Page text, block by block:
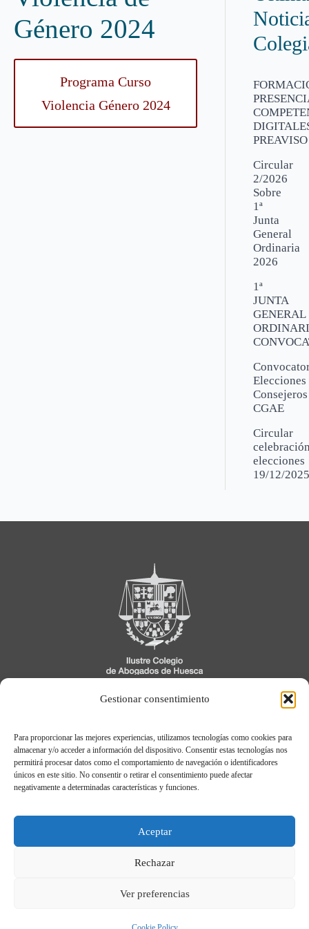
Gestionar consentimiento
Para proporcionar las mejores experiencias, utilizamos tecnologías como cookies para
almacenar y/o acceder a información del dispositivo. Consentir estas tecnologías nos
permitirá procesar datos como el comportamiento de navegación o identificadores
únicos en este sitio. No consentir o retirar el consentimiento puede afectar
negativamente a determinadas características y funciones.
Aceptar
Rechazar
Ver preferencias
Género 2024
Programa Curso
Violencia Género 2024
PREAVISO
Circular
2/2026
Sobre
1ª
Junta
General
Ordinaria
2026
1ª
JUNTA
GENERAL
Elecciones
Consejeros
CGAE
Circular
elecciones
19/12/2025
C/ Cavia, 3, 1º
974 21 04 04
Política de Privacidad
Registro de Actividades de Tratamiento